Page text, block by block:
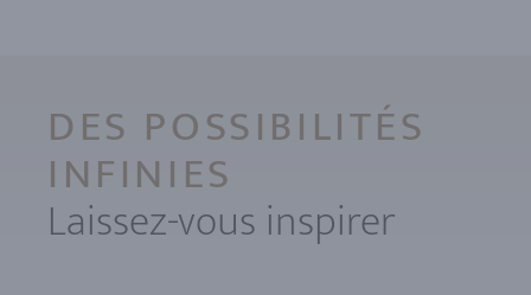
DES POSSIBILITÉS
INFINIES
Laissez-vous inspirer